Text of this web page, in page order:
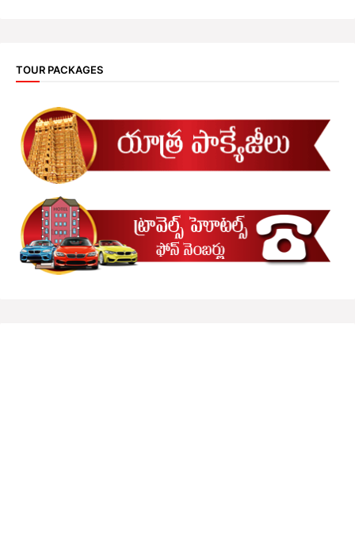
TOUR PACKAGES